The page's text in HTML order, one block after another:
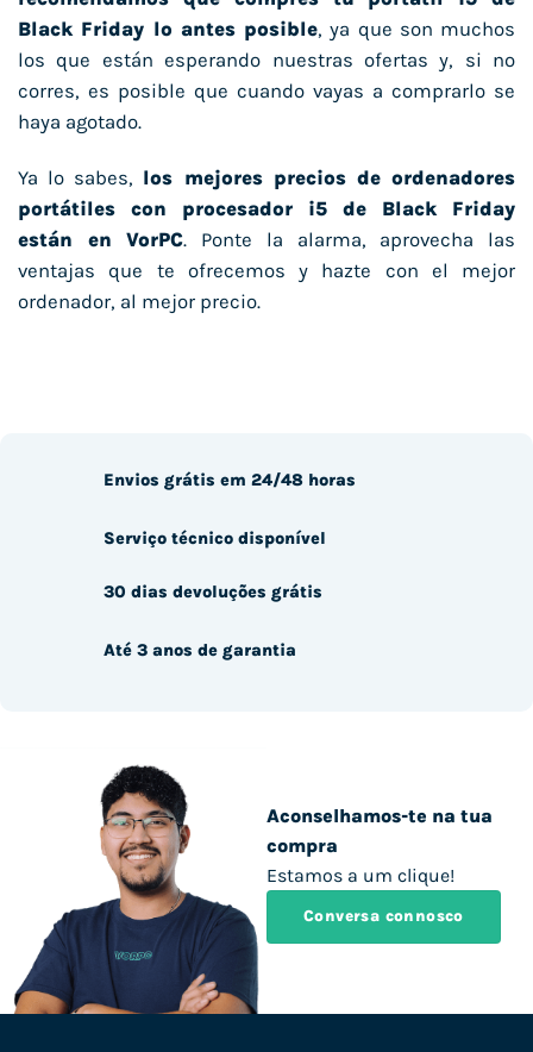
Black Friday lo antes posible, ya que son muchos
los que están esperando nuestras ofertas y, si no
corres, es posible que cuando vayas a comprarlo se
haya agotado.
Ya lo sabes, los mejores precios de ordenadores
portátiles con procesador i5 de Black Friday
están en VorPC. Ponte la alarma, aprovecha las
ventajas que te ofrecemos y hazte con el mejor
ordenador, al mejor precio.
Aconselhamos-te na tua
compra
Estamos a um clique!
Conversa connosco
Envios grátis em 24/48 horas
Serviço técnico disponível
30 dias devoluções grátis
Até 3 anos de garantia